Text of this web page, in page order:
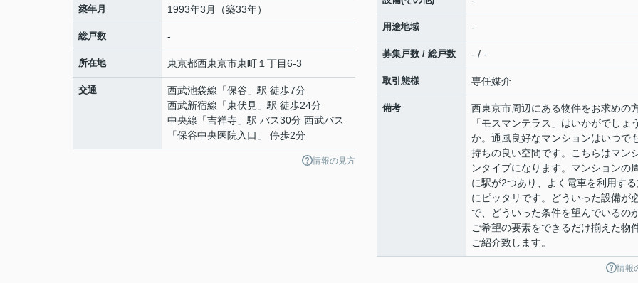
築年月 1993年3月（築33年）
総戸数 -
所在地 東京都西東京市東町 １丁目6-3
交通 西武池袋線 「保谷 」駅 徒歩7分
西武新宿線 「東伏見 」駅 徒歩24分
中央線 「吉祥寺 」駅 バス30分 西武バス
「保谷中央医院入口」 停歩2分
情報の見方
用途地域 -
募集戸数 / 総戸数 - / -
取引態様 専任媒介
備考
西東京市周辺にある物件をお求めの
「モスマンテラス」はいかがでしょう
か。通風良好なマンションはいつで
持ちの良い空間です。こちらはマン
ンタイプになります。マンションの
に駅が2つあり、よく電車を利用す
にピッタリです。どういった設備が
で、どういった条件を望んでいるのか
ご希望の要素をできるだけ揃えた物
ご紹介致します。
情報